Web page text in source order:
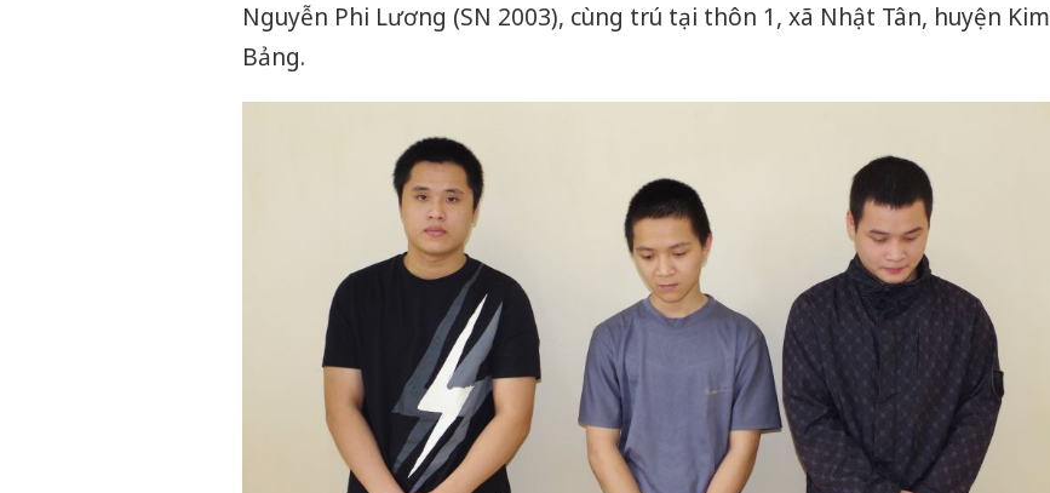
Nguyễn Phi Lương (SN 2003), cùng trú tại thôn 1, xã Nhật Tân, huyện Kim
Bảng.